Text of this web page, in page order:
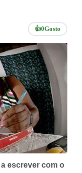
👍0Gosto
escrever com o